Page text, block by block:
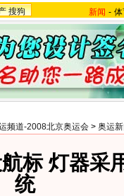
搜狗 新闻 -
频道-2008北京奥运会 > 奥运
标 灯器采
统